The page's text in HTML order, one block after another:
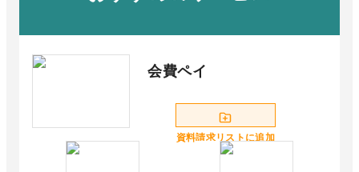
会費ペイ
資料請求リストに追加